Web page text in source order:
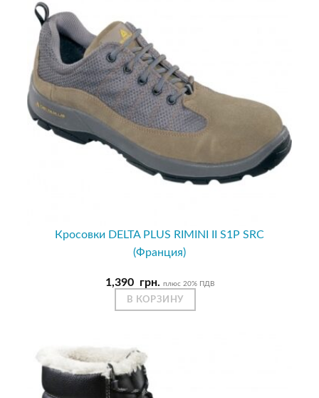
Кросовки DELTA PLUS RIMINI II S1P SRC
(Франция)
1,390 грн. плюс 20% ПДВ
В КОРЗИНУ